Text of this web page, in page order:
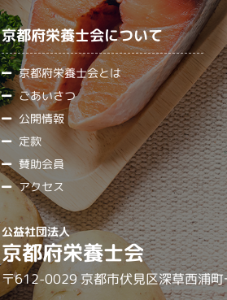
京都府栄養士会について
京都府栄養士会とは
ごあいさつ
公開情報
定款
賛助会員
アクセス
公益社団法人
京都府栄養士会
〒612-0029 京都市伏見区深草西浦